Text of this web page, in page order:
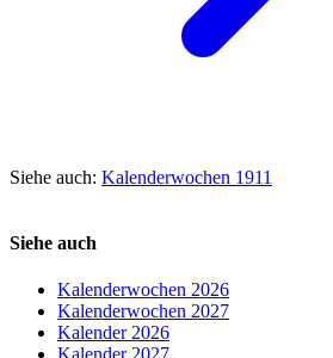
Siehe auch: Kalenderwochen 1911
Siehe auch
Kalenderwochen 2026
Kalenderwochen 2027
Kalender 2026